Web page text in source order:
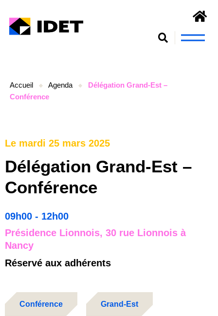
Accueil Agenda
Délégation Grand-Est –
Conférence
Le mardi 25 mars 2025
Délégation Grand-Est –
Conférence
09h00 - 12h00
Présidence Lionnois, 30 rue Lionnois à
Nancy
Réservé aux adhérents
Conférence Grand-Est